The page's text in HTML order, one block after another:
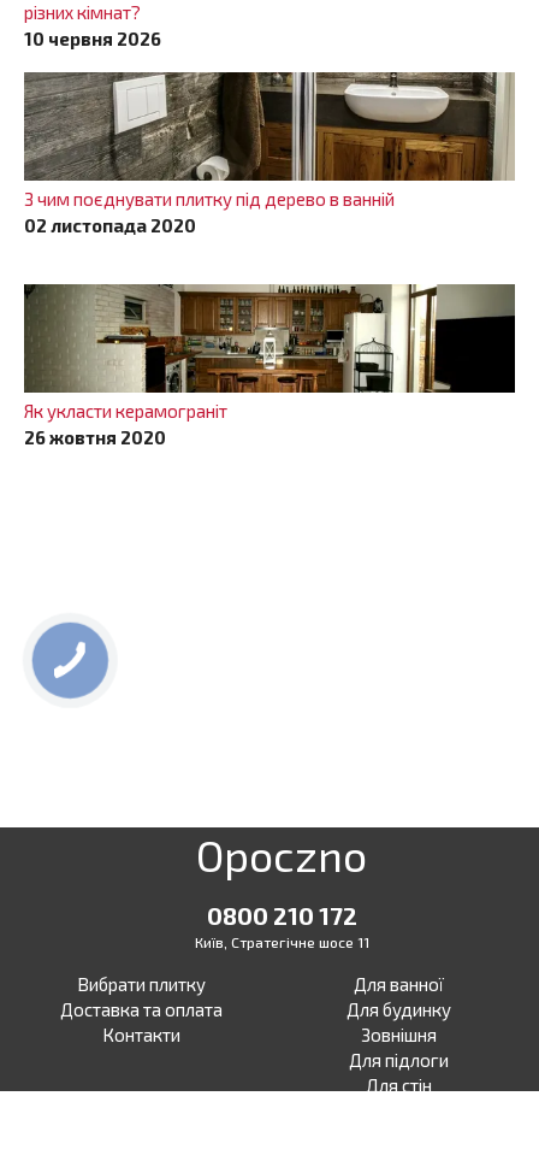
різних кімнат?
10 червня 2026
З чим поєднувати плитку під дерево в ванній
02 листопада 2020
Як укласти керамограніт
26 жовтня 2020
Opoczno
0800 210 172
Київ, Стратегічне шосе 11
Вибрати плитку
Доставка та оплата
Контакти
Для ванної
Для будинку
Зовнішня
Для підлоги
Для стін